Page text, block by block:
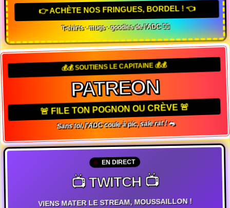
👉 ACHÈTE NOS FRINGUES, BORDEL ! 👈
T-shirts · mugs · goodies de l'ADC 🏴‍☠️
💰💰 SOUTIENS LE CAPITAINE 💰💰
PATREON
🚨 FILE TON POGNON OU CRÈVE 🚨
Sans toi, l'ADC coule à pic, sale rat ! 🐀
EN DIRECT
📺 TWITCH 📺
VIENS MATER LE STREAM, MOUSSAILLON !